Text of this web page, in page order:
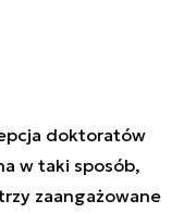
doktoratów
w taki sposób,
zaangażowane